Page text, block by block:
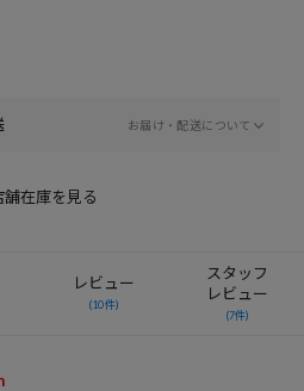
お届け・配送について
舗在庫を見る
レビュー
(10件)
スタッフ
レビュー
(7件)